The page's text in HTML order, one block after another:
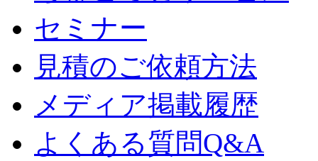
セミナー
見積のご依頼方法
メディア掲載履歴
よくある質問Q&A